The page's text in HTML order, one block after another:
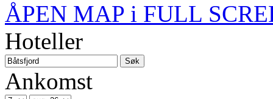
ÅPEN MAP i FULL
Hoteller
Ankomst